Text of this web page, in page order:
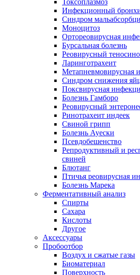
Токсоплазмоз
Инфекционный
Синдром
Моноцитоз
Ортореовирусная
Бурсальная болезнь
Реовирусный
Ларинготрахеит
Метапневмовирусная
Синдром снижения
Поксвирусная
Болезнь Гамборо
Реовирусный
Ринотрахеит индеек
Свиной грипп
Болезнь Ауески
Псевдобешенство
Репродуктивный и
свиней
Блютанг
Птичья реовирусная
Болезнь Марека
Ферментативный анализ
Спирты
Сахара
Кислоты
Другое
Аксессуары
Пробоотбор
Воздух и сжатые газы
Биоматериал
Поверхность